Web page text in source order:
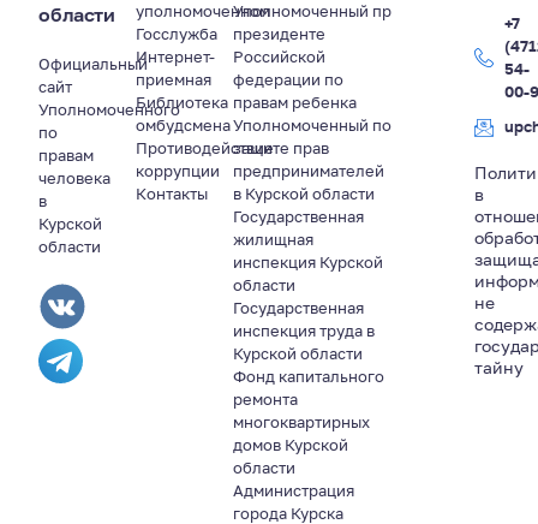
области
Официальный
сайт
Уполномоченного
по
правам
человека
в
Курской
области
уполномоченном
Госслужба
Интернет-
приемная
Библиотека
омбудсмена
Противодействие
коррупции
Контакты
Уполномоченный пр
президенте
Российской
федерации по
правам ребенка
Уполномоченный по
защите прав
предпринимателей
в Курской области
Государственная
жилищная
инспекция Курской
области
Государственная
инспекция труда в
Курской области
Фонд капитального
ремонта
многоквартирных
домов Курской
области
Администрация
города Курска
+7
54-
00-
в
не
тайну